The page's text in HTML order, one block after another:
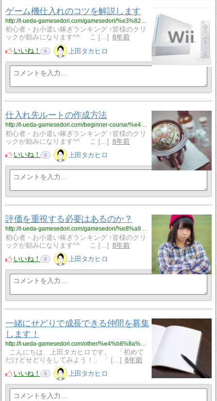
ゲーム機仕入れのコツを解説します
http://t-ueda-gamesedori.com/gamesedori/%e3%82%b2%e3%83%bc%e3%83%a0%e6%a9%9f%e4%bb%95%e5%85%a5%e3%82%8c%e3%81%ae%e9%9a%9b%e3%81%ae%e3%83%9d%e3%82%a4%e3%83%b3%e3%83%88
初心者・お小遣い稼ぎランキング ↑皆様のクリ
ックが励みになります^^ こ […]
8年前
いいね！
0 上田タカヒロ
仕入れ先ルートの作成方法
http://t-ueda-gamesedori.com/beginner-course/%e4%bb%95%e5%85%a5%e3%82%8c%e5%85%88%e3%83%ab%e3%83%bc%e3%83%88%e3%81%ae%e4%bd%9c%e6%88%90%e6%96%b9%e6%b3%95
初心者・お小遣い稼ぎランキング ↑皆様のクリ
ックが励みになります^^ こ […] 8年前
いいね！
0 上田タカヒロ
評価を重視する必要はあるのか？
http://t-ueda-gamesedori.com/gamesedori/%e8%a9%95%e4%be%a1%e3%82%92%e9%87%8d%e8%a6%96%e3%81%99%e3%82%8b%e5%bf%85%e8%a6%81%e3%81%af%e3%81%82%e3%82%8b%e3%81%ae%e3%81%8b%ef%bc%9f
初心者・お小遣い稼ぎランキング ↑皆様のクリ
ックが励みになります^^ こ […]
8年前
いいね！
0 上田タカヒロ
一緒にせどりで成長できる仲間を募集
します！
こんにちは、上田タカヒロです。 「初めて
だけどせどりをしてみよう！」 「 […]
8年前
いいね！
0 上田タカヒロ